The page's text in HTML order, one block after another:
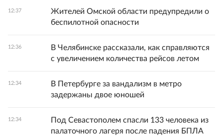
12:37
Жителей Омской области предупредили о
беспилотной опасности
12:36
В Челябинске рассказали, как справляются
с увеличением количества рейсов летом
12:34
В Петербурге за вандализм в метро
задержаны двое юношей
12:34
Под Севастополем спасли 133 человека из
палаточного лагеря после падения БПЛА